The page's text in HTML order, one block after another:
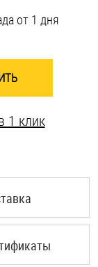
от 1 дня
1 клик